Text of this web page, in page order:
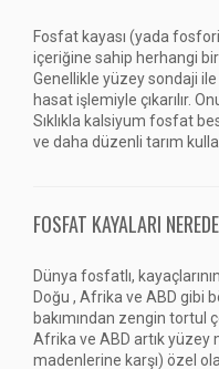
Fosfat kayası (yada
içeriğine sahip herhangi
Genellikle yüzey sondaji
hasat işlemiyle çıkarılır.
Sıklıkla kalsiyum fosfat
ve daha düzenli tarım
FOSFAT KAYALARI
Dünya fosfatlı,
Doğu , Afrika ve ABD gibi
bakımından zengin tortul
Afrika ve ABD artık yüzey
madenlerine karşı) özel